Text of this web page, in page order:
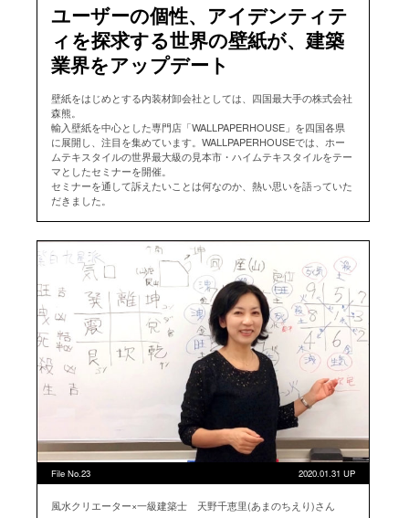
ユーザーの個性、アイデンティテ
ィを探求する世界の壁紙が、建築
業界をアップデート
壁紙をはじめとする内装材卸会社としては、四国最大手の株式会社
森熊。
輸入壁紙を中心とした専門店「WALLPAPERHOUSE」を四国各県
に展開し、注目を集めています。WALLPAPERHOUSEでは、ホー
ムテキスタイルの世界最大級の見本市・ハイムテキスタイルをテー
マとしたセミナーを開催。
セミナーを通して訴えたいことは何なのか、熱い思いを語っていた
だきました。
File No.23 2020.01.31 UP
風水クリエーター×一級建築士 天野千恵里(あまのちえり)さん